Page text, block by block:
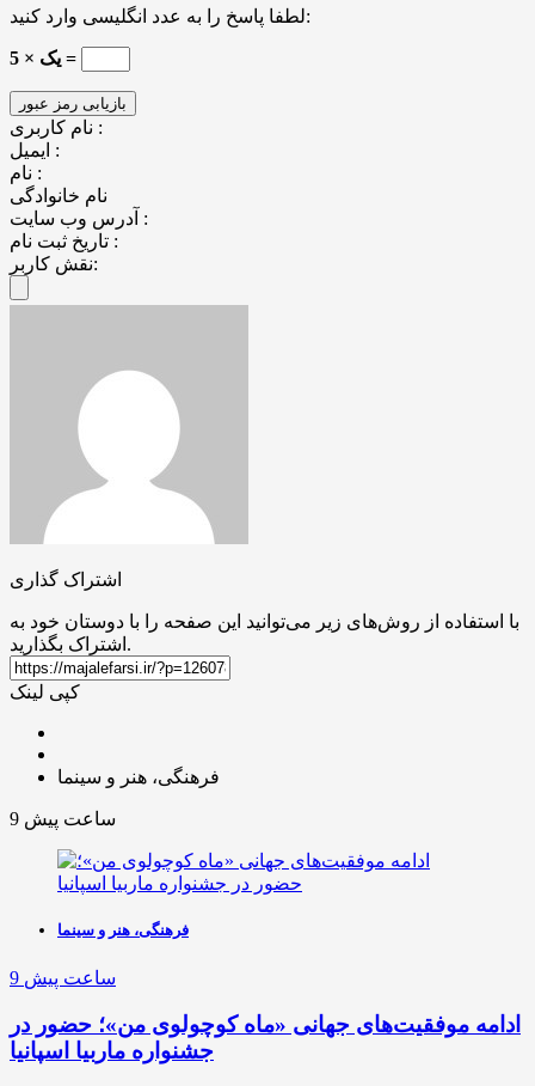
لطفا پاسخ را به عدد انگلیسی وارد کنید:
5 × یک =
نام کاربری :
ایمیل :
نام :
نام خانوادگی
آدرس وب سایت :
تاریخ ثبت نام :
نقش کاربر:
اشتراک گذاری
با استفاده از روش‌های زیر می‌توانید این صفحه را با دوستان خود به
اشتراک بگذارید.
کپی لینک
فرهنگی، هنر و سینما
9 ساعت پیش
فرهنگی، هنر و سینما
9 ساعت پیش
ادامه موفقیت‌های جهانی «ماه کوچولوی من»؛ حضور در
جشنواره ماربیا اسپانیا